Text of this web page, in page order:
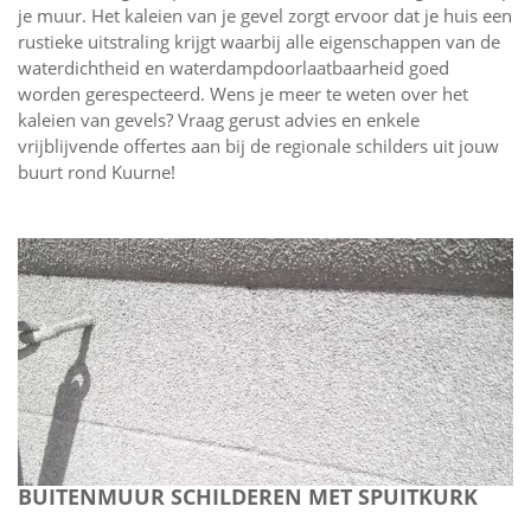
je muur. Het kaleien van je gevel zorgt ervoor dat je huis een
rustieke uitstraling krijgt waarbij alle eigenschappen van de
waterdichtheid en waterdampdoorlaatbaarheid goed
worden gerespecteerd. Wens je meer te weten over het
kaleien van gevels? Vraag gerust advies en enkele
vrijblijvende offertes aan bij de regionale schilders uit jouw
buurt rond Kuurne!
BUITENMUUR SCHILDEREN MET SPUITKURK